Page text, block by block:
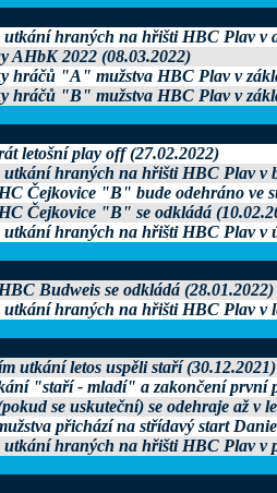
utkání hraných na hřišti HBC Plav v
AHbK 2022 (08.03.2022)
hráčů "A" mužstva HBC Plav v
hráčů "B" mužstva HBC Plav v
letošní play off (27.02.2022)
utkání hraných na hřišti HBC Plav v
Čejkovice "B" bude odehráno ve
Čejkovice "B" se odkládá
utkání hraných na hřišti HBC Plav v
Budweis se odkládá (28.01.2022)
utkání hraných na hřišti HBC Plav v
utkání letos uspěli staří (30.12.2021)
"staří - mladí" a zakončení první
se uskuteční) se odehraje až v
přichází na střídavý start
utkání hraných na hřišti HBC Plav v